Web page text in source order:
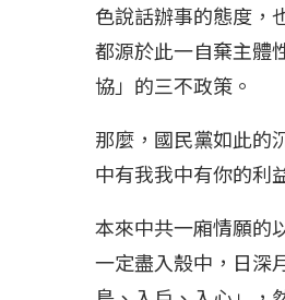
色說話辦事的態度，
都源於此一自棄主體
協」的三不政策。
那麼，國民黨如此的
中有我我中有你的利
本來中共一廂情願的
一定盡入殼中，日深